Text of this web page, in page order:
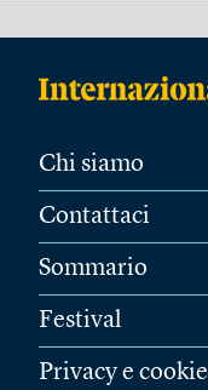
Chi siamo
Contattaci
Sommario
Festival
Privacy e cookie